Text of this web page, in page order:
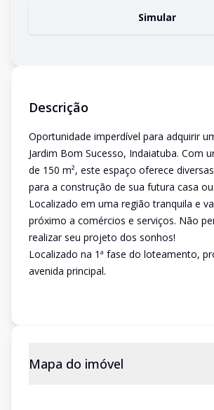
Simular
Descrição
Oportunidade imperdível para adquirir
Jardim Bom Sucesso, Indaiatuba. Com
de 150 m², este espaço oferece
para a construção de sua futura casa
Localizado em uma região tranquila e
próximo a comércios e serviços. Não
realizar seu projeto dos sonhos!
Localizado na 1ª fase do loteamento,
avenida principal.
Mapa do imóvel